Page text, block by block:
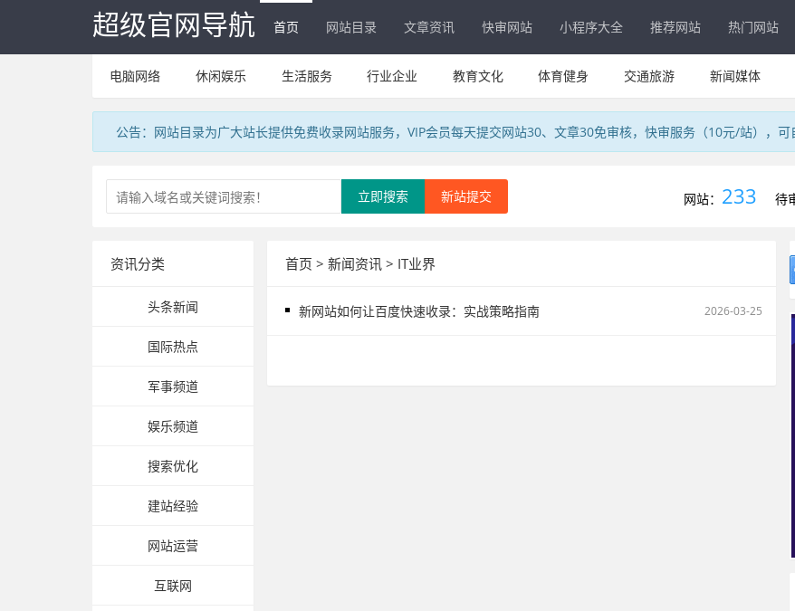
超级官网导航 首页 网站目录 文章资讯 快审网站 小程序大全 推荐网站 热门网站
电脑网络 休闲娱乐 生活服务 行业企业 教育文化 体育健身 交通旅游 新闻媒体
公告：网站目录为广大站长提供免费收录网站服务，VIP会员每天提交网站30、文章30免审核，快审服务（10元/站），可
新站提交
立即搜索 网站： 233 待
资讯分类
头条新闻
国际热点
军事频道
娱乐频道
搜索优化
建站经验
网站运营
互联网
首页 > 新闻资讯> IT业界
新网站如何让百度快速收录：实战策略指南 2026-03-25